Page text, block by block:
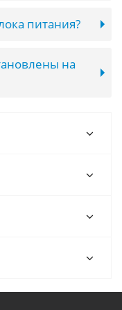
питания?
на